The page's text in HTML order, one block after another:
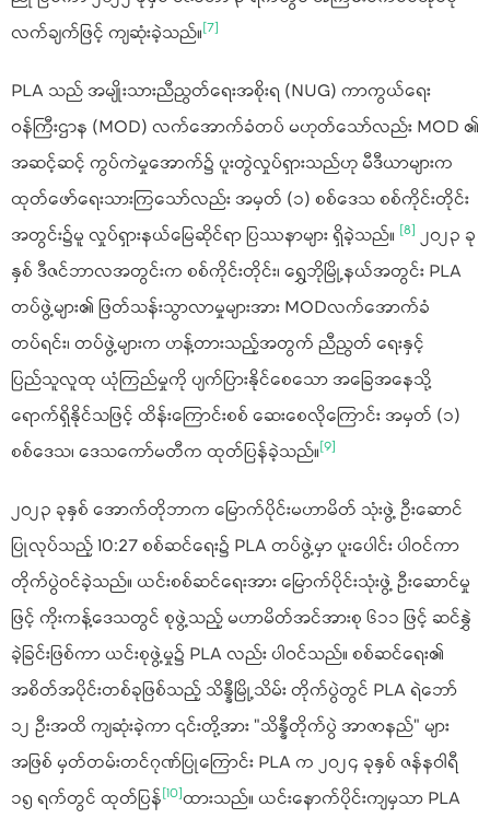
လက်ချက်ဖြင့် ကျဆုံးခဲ့သည်။[7]
PLA သည် အမျိုးသားညီညွတ်ရေးအစိုးရ (NUG) ကာကွယ်ရေး
ဝန်ကြီးဌာန (MOD) လက်အောက်ခံတပ် မဟုတ်သော်လည်း MOD ၏
အဆင့်ဆင့် ကွပ်ကဲမှုအောက်၌ ပူးတွဲလှုပ်ရှားသည်ဟု မီဒီယာများက
ထုတ်ဖော်ရေးသားကြသော်လည်း အမှတ် (၁) စစ်ဒေသ စစ်ကိုင်းတိုင်း
အတွင်း၌မူ လှုပ်ရှားနယ်မြေဆိုင်ရာ ပြဿနာများ ရှိခဲ့သည်။ [8] ၂၀၂၃ ခု
နှစ် ဒီဇင်ဘာလအတွင်းက စစ်ကိုင်းတိုင်း၊ ရွှေဘိုမြို့နယ်အတွင်း PLA
တပ်ဖွဲ့များ၏ ဖြတ်သန်းသွာလာမှုများအား MODလက်အောက်ခံ
တပ်ရင်း၊ တပ်ဖွဲ့များက ဟန့်တားသည့်အတွက် ညီညွတ် ရေးနှင့်
ပြည်သူလူထု ယုံကြည်မှုကို ပျက်ပြားနိုင်စေသော အခြေအနေသို့
ရောက်ရှိနိုင်သဖြင့် ထိန်းကြောင်းစစ် ဆေးစေလိုကြောင်း အမှတ် (၁)
စစ်ဒေသ၊ ဒေသကော်မတီက ထုတ်ပြန်ခဲ့သည်။[9]
၂၀၂၃ ခုနှစ် အောက်တိုဘာက မြောက်ပိုင်းမဟာမိတ် သုံးဖွဲ့ ဦးဆောင်
ပြုလုပ်သည့် 10:27 စစ်ဆင်ရေး၌ PLA တပ်ဖွဲ့မှာ ပူးပေါင်း ပါဝင်ကာ
တိုက်ပွဲဝင်ခဲ့သည်။ ယင်းစစ်ဆင်ရေးအား မြောက်ပိုင်းသုံးဖွဲ့ ဦးဆောင်မှု
ဖြင့် ကိုးကန့်ဒေသတွင် စုဖွဲ့သည့် မဟာမိတ်အင်အားစု ၆၁၁ ဖြင့် ဆင်နွှဲ
ခဲ့ခြင်းဖြစ်ကာ ယင်းစုဖွဲ့မှု၌ PLA လည်း ပါဝင်သည်။ စစ်ဆင်ရေး၏
အစိတ်အပိုင်းတစ်ခုဖြစ်သည့် သိန္နီမြို့သိမ်း တိုက်ပွဲတွင် PLA ရဲဘော်
၁၂ ဦးအထိ ကျဆုံးခဲ့ကာ ၎င်းတို့အား "သိန္နီတိုက်ပွဲ အာဇာနည်" များ
အဖြစ် မှတ်တမ်းတင်ဂုဏ်ပြုကြောင်း PLA က ၂၀၂၄ ခုနှစ် ဇန်နဝါရီ
၁၅ ရက်တွင် ထုတ်ပြန်[10]ထားသည်။ ယင်းနောက်ပိုင်းကျမှသာ PLA